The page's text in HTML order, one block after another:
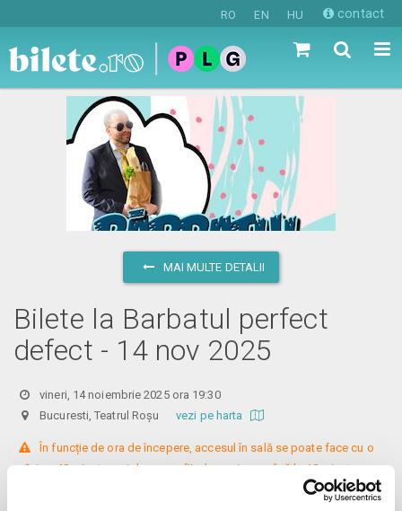
RO EN HU contact
MAI MULTE DETALII
Bilete la Barbatul perfect
defect - 14 nov 2025
vineri, 14 noiembrie 2025 ora 19:30
Bucuresti, Teatrul Roșu vezi pe harta
În funcție de ora de începere, accesul în sală se poate face cu o
oră / cu 40 minute mai devreme, fiind permis cu până la 10 minute
înainte de spectacol. Așezarea se realizează la mese de 2 (nr. limitat), 3